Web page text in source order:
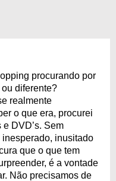
procurando por
diferente?
realmente
o que era, procurei
DVD’s. Sem
inusitado
que o que tem
é a vontade
Não precisamos de